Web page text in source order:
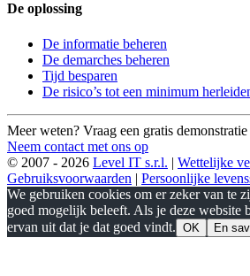
De oplossing
De informatie beheren
De demarches beheren
Tijd besparen
De risico’s tot een minimum
Meer weten? Vraag een gratis demonstratie
Neem contact met ons op
© 2007 - 2026 Level IT s.r.l. | Wettelijke
Gebruiksvoorwaarden | Persoonlijke
We gebruiken cookies om er zeker van te
goed mogelijk beleeft. Als je deze website
ervan uit dat je dat goed vindt. OK En